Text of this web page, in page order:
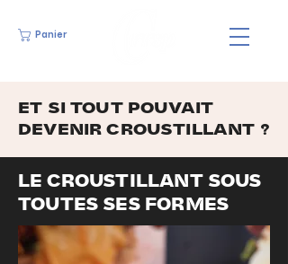
Panier
ET SI TOUT POUVAIT
DEVENIR CROUSTILLANT ?
LE CROUSTILLANT SOUS
TOUTES SES FORMES